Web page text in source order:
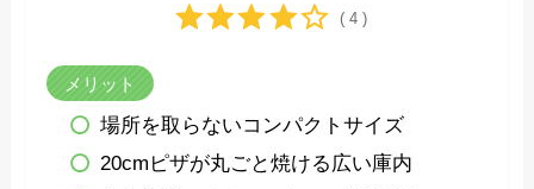
( 4 )
メリット
場所を取らないコンパクトサイズ
20cmピザが丸ごと焼ける広い庫内